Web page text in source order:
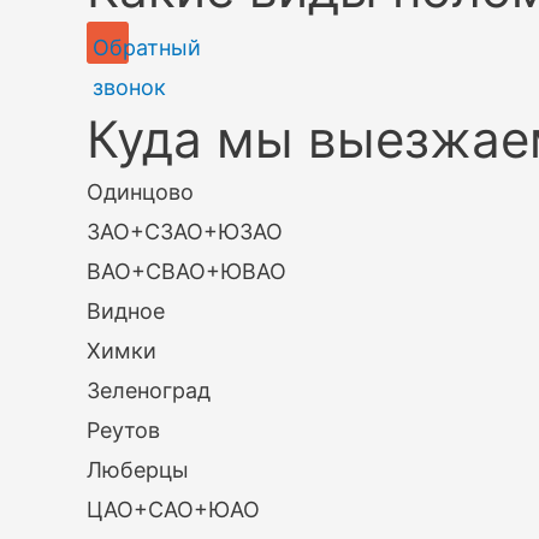
Обратный
звонок
Куда мы
Одинцово
ЗАО+СЗАО+ЮЗАО
ВАО+СВАО+ЮВАО
Видное
Химки
Зеленоград
Реутов
Люберцы
ЦАО+САО+ЮАО